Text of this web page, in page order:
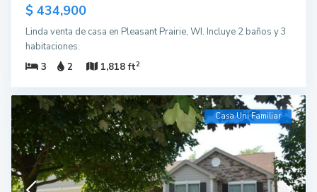
$ 434,900
Linda venta de casa en Pleasant Prairie, WI. Incluye 2 baños y 3
habitaciones.
3
2 1,818 ft2
Casa Uni Familiar